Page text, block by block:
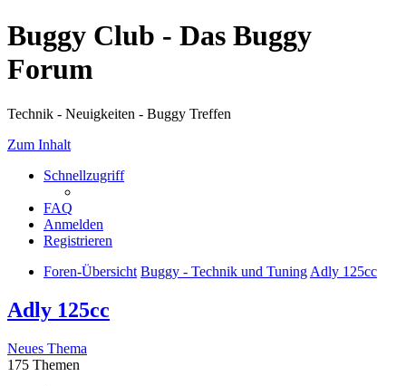
Buggy Club - Das Buggy
Forum
Technik - Neuigkeiten - Buggy Treffen
Zum Inhalt
Schnellzugriff
FAQ
Anmelden
Registrieren
Foren-Übersicht Buggy - Technik und Tuning Adly 125cc
Adly 125cc
Neues Thema
175 Themen